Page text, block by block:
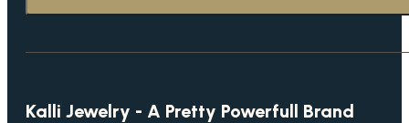
Kalli Jewelry - A Pretty Powerfull Brand